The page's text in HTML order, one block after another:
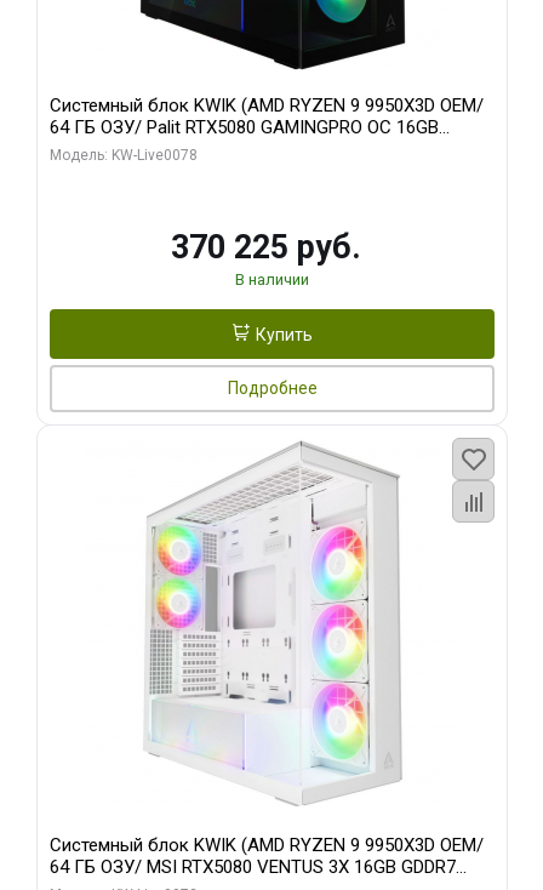
Системный блок KWIK (AMD RYZEN 9 9950X3D OEM/
64 ГБ ОЗУ/ Palit RTX5080 GAMINGPRO OC 16GB
GDDR7 256bit 3xDP HD/ 1 ТБ SSD)
Модель: KW-Live0078
370 225 руб.
В наличии
Купить
Подробнее
Системный блок KWIK (AMD RYZEN 9 9950X3D OEM/
64 ГБ ОЗУ/ MSI RTX5080 VENTUS 3X 16GB GDDR7